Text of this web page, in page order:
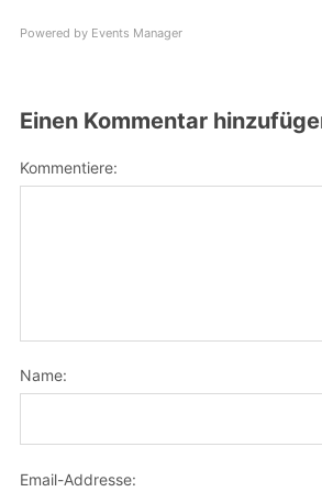
Powered by Events Manager
Einen Kommentar
Kommentiere:
Name:
Email-Addresse: